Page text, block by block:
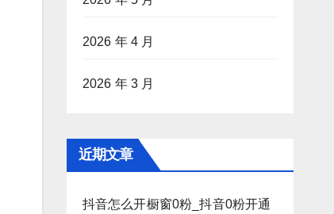
2026 年 4 月
2026 年 3 月
近期文章
抖音怎么开橱窗0粉_抖音0粉开通